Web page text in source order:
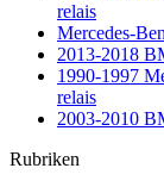
relais
Mercedes-
2013-2018
1990-1997
relais
2003-2010
Rubriken